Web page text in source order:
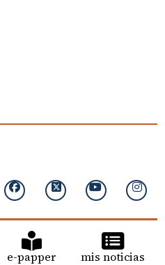
e-papper mis noticias